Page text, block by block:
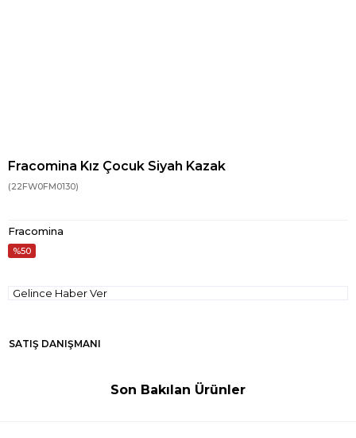
Fracomina Kız Çocuk Siyah Kazak
(22FW0FM0130)
Fracomina
50
Gelince Haber Ver
SATIŞ DANIŞMANI
Son Bakılan Ürünler